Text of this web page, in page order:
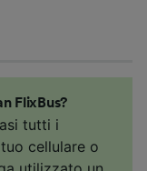
FlixBus?
tutti i
cellulare o